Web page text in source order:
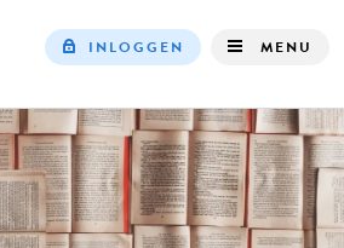
navigation
INLOGGEN MENU